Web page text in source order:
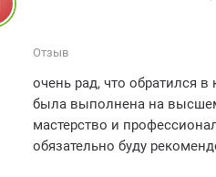
Отзыв
очень рад, что обратился
была выполнена на
мастерство и
обязательно буду